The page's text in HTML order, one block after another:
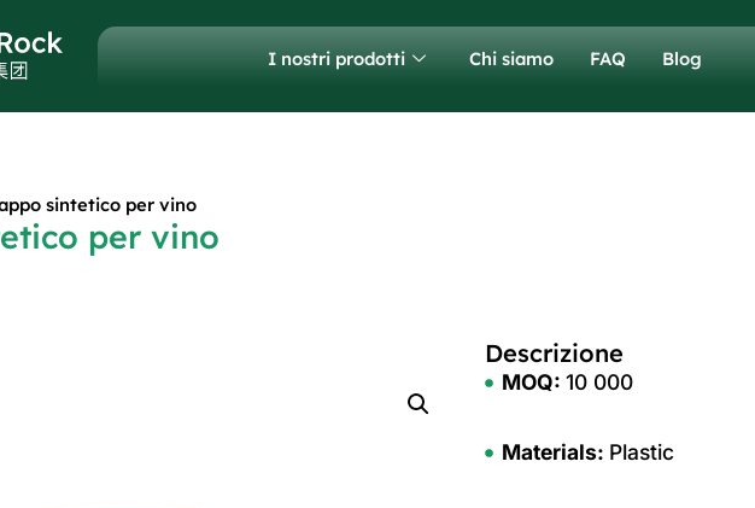
I nostri prodotti Chi siamo FAQ Blog
sintetico per vino
per vino
Descrizione
MOQ: 10 000
Materials: Plastic